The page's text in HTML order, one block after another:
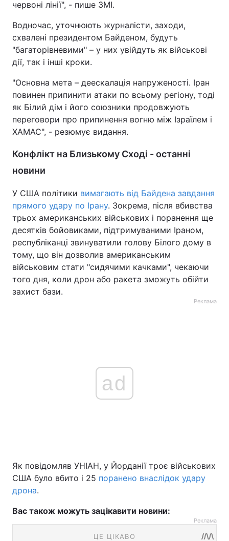
червоні лінії", - пише ЗМІ.
Водночас, уточнюють журналісти, заходи,
схвалені президентом Байденом, будуть
"багаторівневими" – у них увійдуть як військові
дії, так і інші кроки.
"Основна мета – деескалація напруженості. Іран
повинен припинити атаки по всьому регіону, тоді
як Білий дім і його союзники продовжують
переговори про припинення вогню між Ізраїлем і
ХАМАС", - резюмує видання.
Конфлікт на Близькому Сході - останні
новини
У США політики вимагають від Байдена завдання
прямого удару по Ірану. Зокрема, після вбивства
трьох американських військових і поранення ще
десятків бойовиками, підтримуваними Іраном,
республіканці звинуватили голову Білого дому в
тому, що він дозволив американським
військовим стати "сидячими качками", чекаючи
того дня, коли дрон або ракета зможуть обійти
захист бази.
Реклама
ad
Як повідомляв УНІАН, у Йорданії троє військових
США було вбито і 25 поранено внаслідок удару
дрона.
Вас також можуть зацікавити новини:
Реклама